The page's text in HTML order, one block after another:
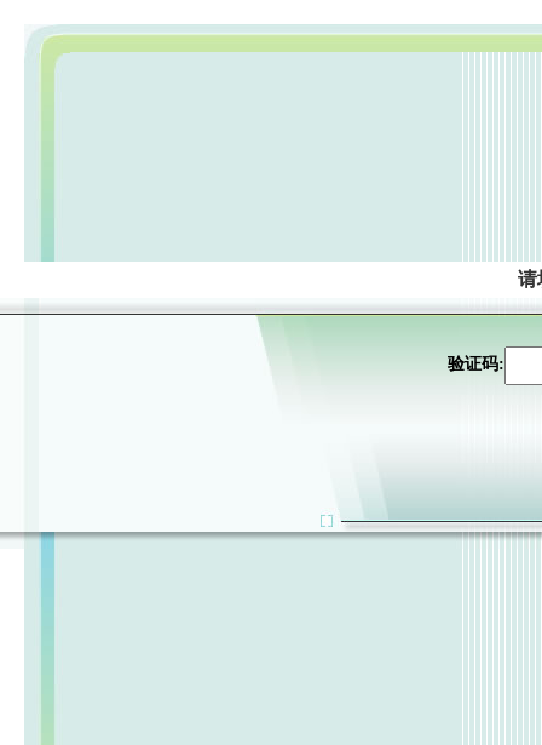
请
验证码: